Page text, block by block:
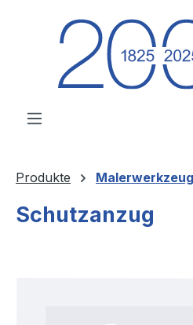
Zum Hauptinhalt springen
Produkte
Schutzanzug